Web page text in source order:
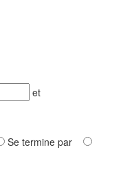
et
Se termine par